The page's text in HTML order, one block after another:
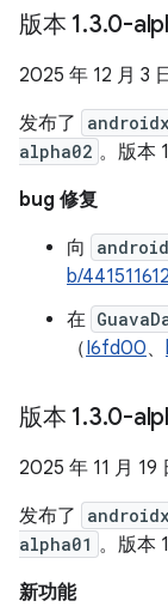
版本 1.3.0-
2025 年 12 月 3 日
发布了
alpha02 。版本
bug 修复
向
b/441511612
在
（I6fd00、
版本 1.3.0-
2025 年 11 月 19
发布了
alpha01 。版本
新功能